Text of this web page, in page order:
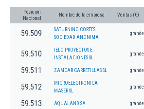
Posición
Nacional
Nombre de la empresa Ventas (€)
59.509
SATURNINO CORTES
SOCIEDAD ANONIMA
grande
59.510
IELO PROYECTOS E
INSTALACIONES SL.
grande
59.511 ZAMCAR CARRETILLAS SL grande
59.512
MICROELECTRONICA
MASER SL
grande
59.513 AQUALAND SA grande